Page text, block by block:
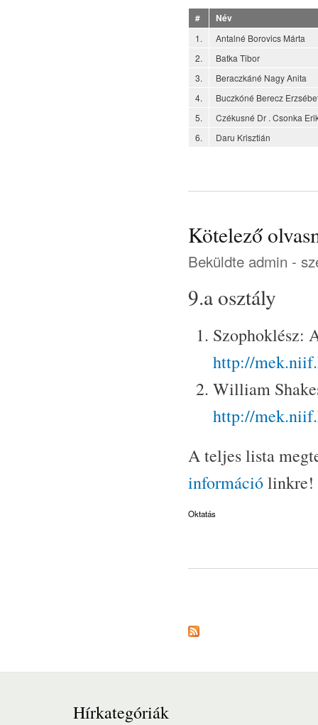
#
Név
1.
Antalné Borovics Márta
2.
Batka Tibor
3.
Beraczkáné Nagy Anita
4.
Buczkóné Berecz
5.
Czékusné Dr . Csonka
6.
Daru Krisztián
Kötelező
Beküldte admin -
9.a osztály
Szophoklész:
http://
William
http://
A teljes lista
információlinkre!
Oktatás
Hírkategóriák